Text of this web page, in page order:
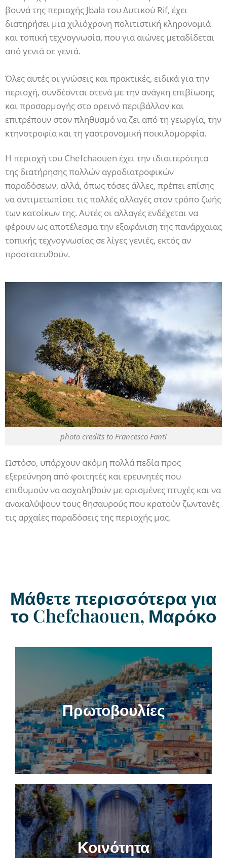
βουνά της περιοχής Jbala του Δυτικού Rif, έχει
διατηρήσει μια χιλιόχρονη πολιτιστική κληρονομιά
και τοπική τεχνογνωσία, που για αιώνες μεταδίδεται
από γενιά σε γενιά.
Όλες αυτές οι γνώσεις και πρακτικές, ειδικά για την
περιοχή, συνδέονται στενά με την ανάγκη επιβίωσης
και προσαρμογής στο ορεινό περιβάλλον και
επιτρέπουν στον πληθυσμό να ζει από τη γεωργία, την
κτηνοτροφία και τη γαστρονομική ποικιλομορφία.
Η περιοχή του Chefchaouen έχει την ιδιαιτερότητα
της διατήρησης πολλών αγροδιατροφικών
παραδόσεων, αλλά, όπως τόσες άλλες, πρέπει επίσης
να αντιμετωπίσει τις πολλές αλλαγές στον τρόπο ζωής
των κατοίκων της. Αυτές οι αλλαγές ενδέχεται να
φέρουν ως αποτέλεσμα την εξαφάνιση της πανάρχαιας
τοπικής τεχνογνωσίας σε λίγες γενιές, εκτός αν
προστατευθούν.
photo credits to Francesco Fanti
Ωστόσο, υπάρχουν ακόμη πολλά πεδία προς
εξερεύνηση από φοιτητές και ερευνητές που
επιθυμούν να ασχοληθούν με ορισμένες πτυχές και να
ανακαλύψουν τους θησαυρούς που κρατούν ζωντανές
τις αρχαίες παραδόσεις της περιοχής μας.
Μάθετε περισσότερα για
το Chefchaouen, Μαρόκο
Πρωτοβουλίες
Κοινότητα